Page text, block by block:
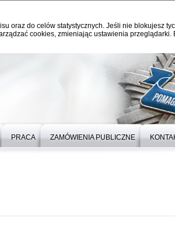
oraz do celów statystycznych. Jeśli nie blokujesz
cookies, zmieniając ustawienia
PRACA ZAMÓWIENIA PUBLICZNE